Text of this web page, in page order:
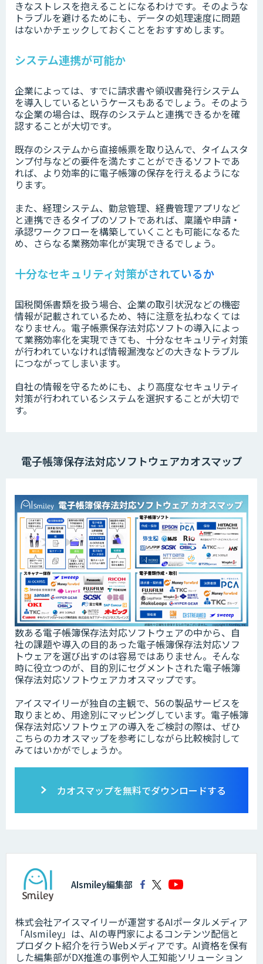
きなストレスを抱えることになるわけです。そのような
トラブルを避けるためにも、データの処理速度に問題
はないかチェックしておくことをおすすめします。
システム連携が可能か
企業によっては、すでに請求書や領収書発行システム
を導入しているというケースもあるでしょう。そのよう
な企業の場合は、既存のシステムと連携できるかを確
認することが大切です。
既存のシステムから直接帳票を取り込んで、タイムスタ
ンプ付与などの要件を満たすことができるソフトであ
れば、より効率的に電子帳簿の保存を行えるようにな
ります。
また、経理システム、勤怠管理、経費管理アプリなど
と連携できるタイプのソフトであれば、稟議や申請・
承認ワークフローを構築していくことも可能になるた
め、さらなる業務効率化が実現できるでしょう。
十分なセキュリティ対策がされているか
国税関係書類を扱う場合、企業の取引状況などの機密
情報が記載されているため、特に注意を払わなくては
なりません。電子帳票保存法対応ソフトの導入によっ
て業務効率化を実現できても、十分なセキュリティ対策
が行われていなければ情報漏洩などの大きなトラブル
につながってしまいます。
自社の情報を守るためにも、より高度なセキュリティ
対策が行われているシステムを選択することが大切で
す。
電子帳簿保存法対応ソフトウェアカオスマップ
数ある電子帳簿保存法対応ソフトウェアの中から、自
社の課題や導入の目的あった電子帳簿保存法対応ソフ
トウェアを選び出すのは容易ではありません。そんな
時に役立つのが、目的別にセグメントされた電子帳簿
保存法対応ソフトウェアカオスマップです。
アイスマイリーが独自の主観で、56の製品サービスを
取りまとめ、用途別にマッピングしています。電子帳簿
保存法対応ソフトウェアの導入をご検討の際は、ぜひ
こちらのカオスマップを参考にしながら比較検討して
みてはいかがでしょうか。
カオスマップを無料でダウンロードする
AIsmiley編集部
株式会社アイスマイリーが運営するAIポータルメディア
「AIsmiley」は、AIの専門家によるコンテンツ配信と
プロダクト紹介を行うWebメディアです。AI資格を保有
した編集部がDX推進の事例や人工知能ソリューション